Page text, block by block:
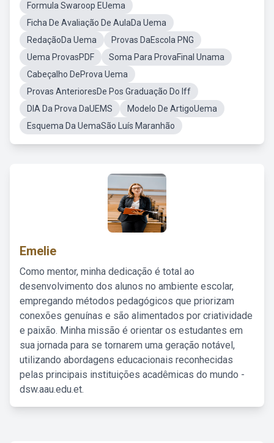
Formula Swaroop EUema
Ficha De Avaliação De AulaDa Uema
RedaçãoDa Uema
Provas DaEscola PNG
Uema ProvasPDF
Soma Para ProvaFinal Unama
Cabeçalho DeProva Uema
Provas AnterioresDe Pos Graduação Do Iff
DIA Da Prova DaUEMS
Modelo De ArtigoUema
Esquema Da UemaSão Luís Maranhão
Emelie
Como mentor, minha dedicação é total ao
desenvolvimento dos alunos no ambiente escolar,
empregando métodos pedagógicos que priorizam
conexões genuínas e são alimentados por criatividade
e paixão. Minha missão é orientar os estudantes em
sua jornada para se tornarem uma geração notável,
utilizando abordagens educacionais reconhecidas
pelas principais instituições acadêmicas do mundo -
dsw.aau.edu.et.